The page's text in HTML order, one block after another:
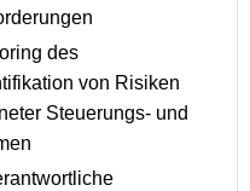
des
von Risiken
Steuerungs- und